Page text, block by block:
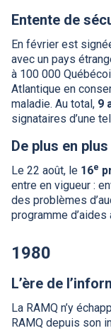
Entente de
En février est
avec un pays
à 100 000
Atlantique en
maladie. Au total, 9
signataires d’une
De plus en
Le 22 août, le 16e
entre en vigueur :
des problèmes
programme d’aides
1980
L’ère de
La RAMQ n’y
RAMQ depuis son